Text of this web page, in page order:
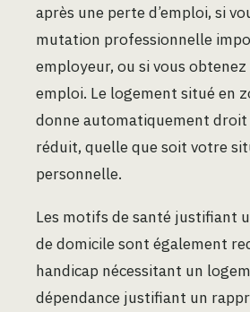
après une perte d’emploi, si
mutation professionnelle
employeur, ou si vous
emploi. Le logement situé en
donne automatiquement droit
réduit, quelle que soit votre
personnelle.
Les motifs de santé justifiant
de domicile sont également
handicap nécessitant un
dépendance justifiant un